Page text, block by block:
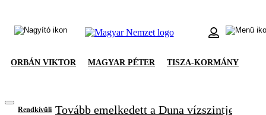
ORBÁN VIKTOR MAGYAR PÉTER TISZA-KORMÁNY
Rendkívüli Tovább emelkedett a Duna vízszintje,